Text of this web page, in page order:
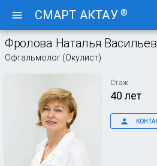
menu СМАРТ АКТАУ ®
Фролова Наталья
Офтальмолог (Окулист)
Стаж
40 лет
person